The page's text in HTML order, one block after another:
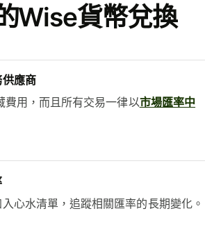
Wise貨幣兌換
應商
費用，而且所有交易一律以市場匯率中
心水清單，追蹤相關匯率的長期變化。